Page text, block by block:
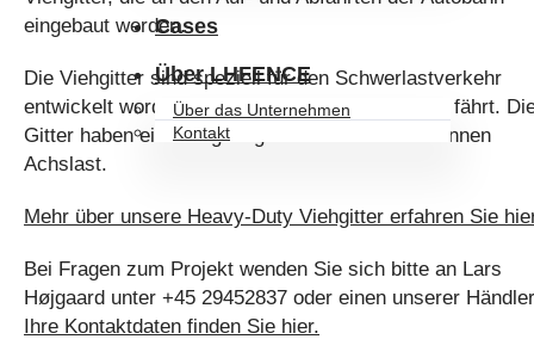
Cases
Über LHFENCE
Über das Unternehmen
Kontakt
eingebaut werden.
Die Viehgitter sind speziell für den Schwerlastverkehr
entwickelt worden, der jeden Tag über die Gitter fährt.
Gitter haben eine Tragfähigkeit von bis zu 24 Tonnen
Achslast.
Mehr über unsere Heavy-Duty Viehgitter erfahren Sie
Bei Fragen zum Projekt wenden Sie sich bitte an Lars
Højgaard unter +45 29452837 oder einen unserer
Ihre Kontaktdaten finden Sie hier.